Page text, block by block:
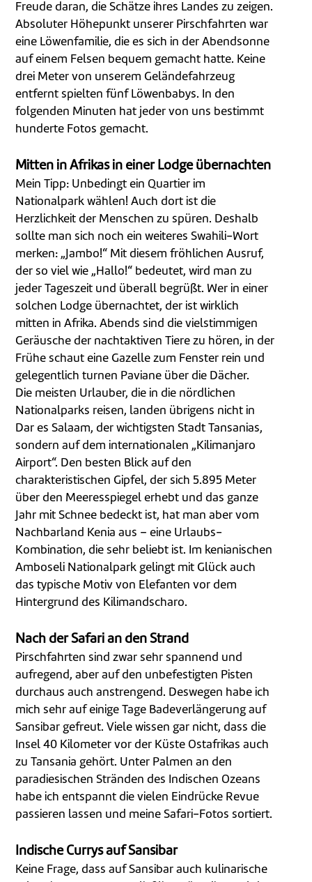
Freude daran, die Schätze ihres Landes zu zeigen.
Absoluter Höhepunkt unserer Pirschfahrten war
eine Löwenfamilie, die es sich in der Abendsonne
auf einem Felsen bequem gemacht hatte. Keine
drei Meter von unserem Geländefahrzeug
entfernt spielten fünf Löwenbabys. In den
folgenden Minuten hat jeder von uns bestimmt
hunderte Fotos gemacht.
Mitten in Afrikas in einer Lodge übernachten
Mein Tipp: Unbedingt ein Quartier im
Nationalpark wählen! Auch dort ist die
Herzlichkeit der Menschen zu spüren. Deshalb
sollte man sich noch ein weiteres Swahili-Wort
merken: „Jambo!“ Mit diesem fröhlichen Ausruf,
der so viel wie „Hallo!“ bedeutet, wird man zu
jeder Tageszeit und überall begrüßt. Wer in einer
solchen Lodge übernachtet, der ist wirklich
mitten in Afrika. Abends sind die vielstimmigen
Geräusche der nachtaktiven Tiere zu hören, in der
Frühe schaut eine Gazelle zum Fenster rein und
gelegentlich turnen Paviane über die Dächer.
Die meisten Urlauber, die in die nördlichen
Nationalparks reisen, landen übrigens nicht in
Dar es Salaam, der wichtigsten Stadt Tansanias,
sondern auf dem internationalen „Kilimanjaro
Airport“. Den besten Blick auf den
charakteristischen Gipfel, der sich 5.895 Meter
über den Meeresspiegel erhebt und das ganze
Jahr mit Schnee bedeckt ist, hat man aber vom
Nachbarland Kenia aus – eine Urlaubs-
Kombination, die sehr beliebt ist. Im kenianischen
Amboseli Nationalpark gelingt mit Glück auch
das typische Motiv von Elefanten vor dem
Hintergrund des Kilimandscharo.
Nach der Safari an den Strand
Pirschfahrten sind zwar sehr spannend und
aufregend, aber auf den unbefestigten Pisten
durchaus auch anstrengend. Deswegen habe ich
mich sehr auf einige Tage Badeverlängerung auf
Sansibar gefreut. Viele wissen gar nicht, dass die
Insel 40 Kilometer vor der Küste Ostafrikas auch
zu Tansania gehört. Unter Palmen an den
paradiesischen Stränden des Indischen Ozeans
habe ich entspannt die vielen Eindrücke Revue
passieren lassen und meine Safari-Fotos sortiert.
Indische Currys auf Sansibar
Keine Frage, dass auf Sansibar auch kulinarische